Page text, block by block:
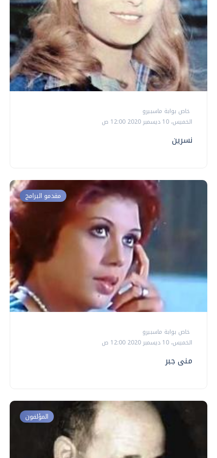
خاص بوابة ماسبيرو
الخميس، 10 ديسمبر 2020 12:00 ص
نسرين
مقدمو البرامج
خاص بوابة ماسبيرو
الخميس، 10 ديسمبر 2020 12:00 ص
منى جبر
المؤلفون